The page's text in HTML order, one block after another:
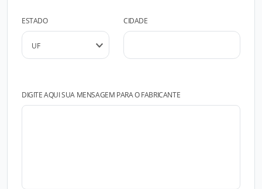
ESTADO CIDADE
DIGITE AQUI SUA MENSAGEM PARA O FABRICANTE